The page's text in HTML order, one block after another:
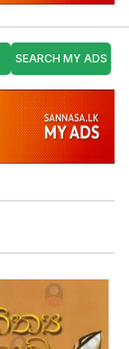
SEARCH MY ADS